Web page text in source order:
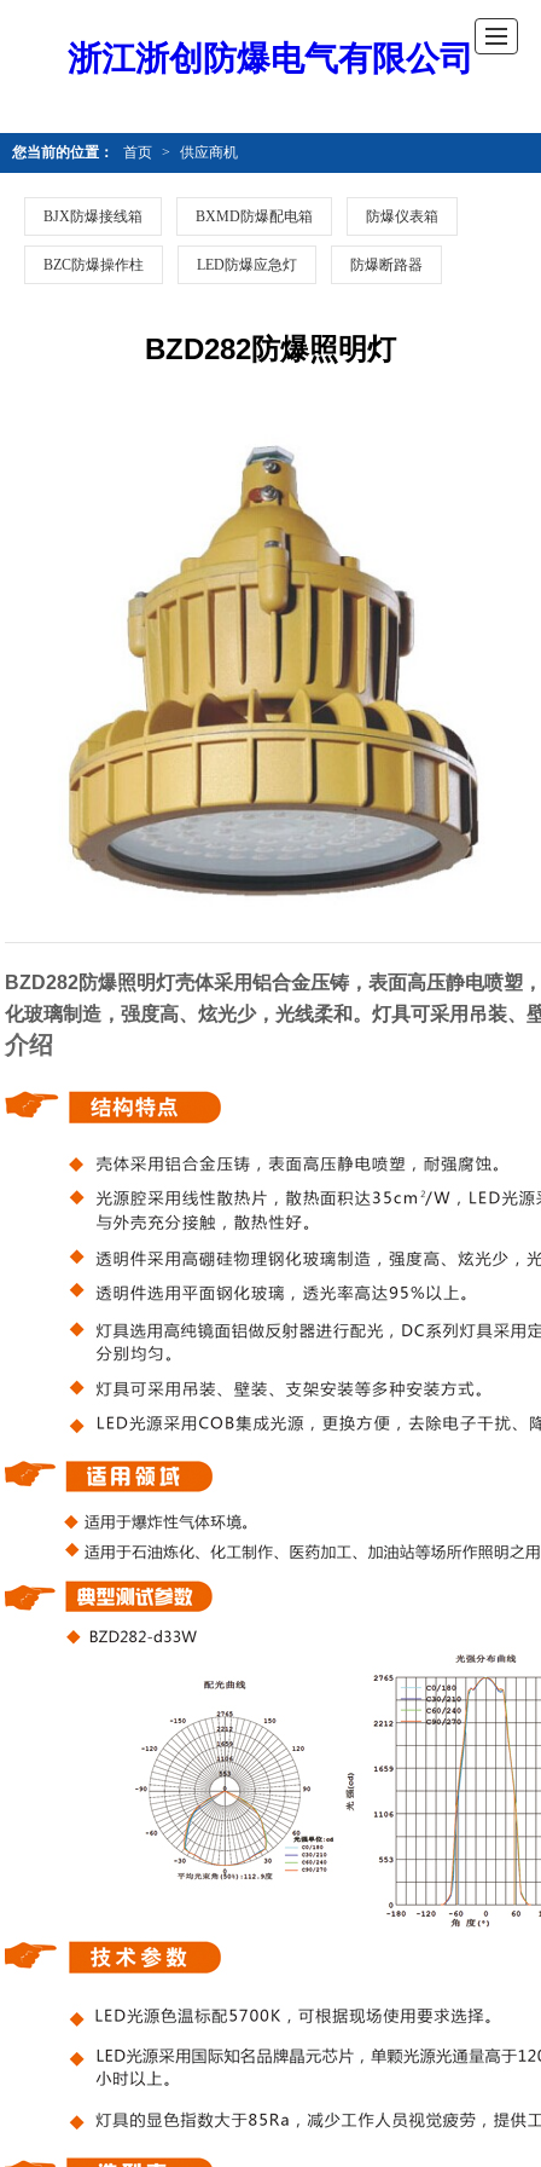
浙江浙创防爆电气有限公司
您当前的位置： 首页 > 供应商机
BJX防爆接线箱 BXMD防爆配电箱 防爆仪表箱
BZC防爆操作柱 LED防爆应急灯 防爆断路器
BZD282防爆照明灯
BZD282防爆照明灯壳体采用铝合金压铸，表面高压静电喷塑
化玻璃制造，强度高、炫光少，光线柔和。灯具可采用吊装、
介绍